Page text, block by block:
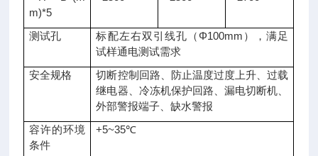
m)*5
测试孔
标配左右双引线孔（Φ100mm），满足
试样通电测试需求
安全规格
切断控制回路、防止温度过度上升、过载
继电器、冷冻机保护回路、漏电切断机、
外部警报端子、缺水警报
容许的环境
条件
+5~35℃